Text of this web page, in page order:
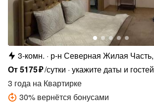
3-комн.
р-н Северная Жилая Часть, мкр. Советский,
6/3
От5175₽/сутки укажите даты и гостей
3 года на Квартирке
30% вернётся бонусами